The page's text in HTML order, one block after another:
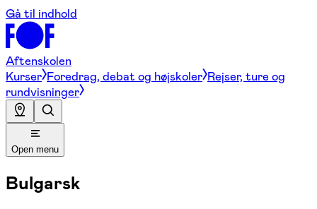
Gå til indhold
Aftenskolen
Kurser Foredrag, debat og højskoler Rejser, ture og
rundvisninger
Open menu
Bulgarsk